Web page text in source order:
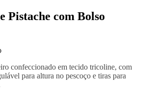
Pistache com Bolso
confeccionado em tecido tricoline, com
para altura no pescoço e tiras para